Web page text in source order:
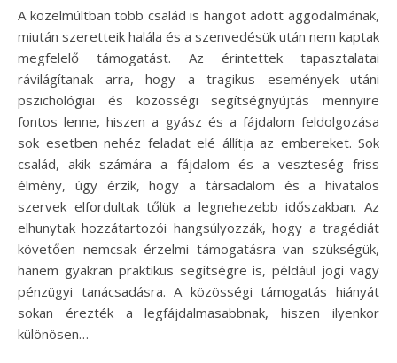
A közelmúltban több család is hangot adott aggodalmának,
miután szeretteik halála és a szenvedésük után nem kaptak
megfelelő támogatást. Az érintettek tapasztalatai
rávilágítanak arra, hogy a tragikus események utáni
pszichológiai és közösségi segítségnyújtás mennyire
fontos lenne, hiszen a gyász és a fájdalom feldolgozása
sok esetben nehéz feladat elé állítja az embereket. Sok
család, akik számára a fájdalom és a veszteség friss
élmény, úgy érzik, hogy a társadalom és a hivatalos
szervek elfordultak tőlük a legnehezebb időszakban. Az
elhunytak hozzátartozói hangsúlyozzák, hogy a tragédiát
követően nemcsak érzelmi támogatásra van szükségük,
hanem gyakran praktikus segítségre is, például jogi vagy
pénzügyi tanácsadásra. A közösségi támogatás hiányát
sokan érezték a legfájdalmasabbnak, hiszen ilyenkor
különösen…